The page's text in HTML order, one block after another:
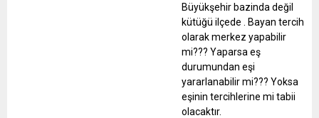
Büyükşehir bazinda değil
kütüğü ilçede . Bayan tercih
olarak merkez yapabilir
mi??? Yaparsa eş
durumundan eşi
yararlanabilir mi??? Yoksa
eşinin tercihlerine mi tabii
olacaktır.